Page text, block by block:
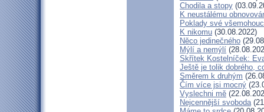
Chodila a stopy
K neustálému
Poklady své
K nikomu (30.08.2022)
Něco jedinečného
Mýlí a nemýlí
Skřítek Kostelníček:
Ještě je tolik dobrého,
Směrem k druhým
Čím více jsi mocný
Vyslechni mě
Nejcennější svoboda